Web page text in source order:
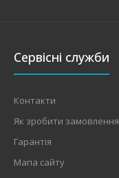
Сервісні служби
Контакти
Як зробити замовлення
Гарантія
Мапа сайту